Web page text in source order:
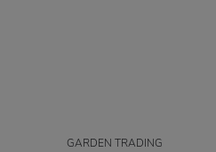
GARDEN TRADING